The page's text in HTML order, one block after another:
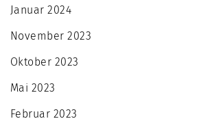
Januar 2024
November 2023
Oktober 2023
Mai 2023
Februar 2023